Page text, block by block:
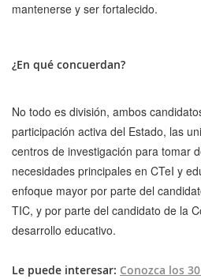
mantenerse y ser fortalecido.
¿En qué concuerdan?
No todo es división, ambos
participación activa del Estado, las
centros de investigación para tomar
necesidades principales en CTeI y
enfoque mayor por parte del
TIC, y por parte del candidato de la
desarrollo educativo.
Le puede interesar: Conozca los